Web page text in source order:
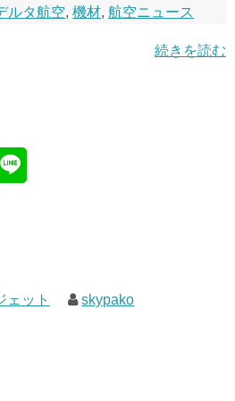
ルタ航空,機材,航空ニュース
続きを読む
ェット skypako